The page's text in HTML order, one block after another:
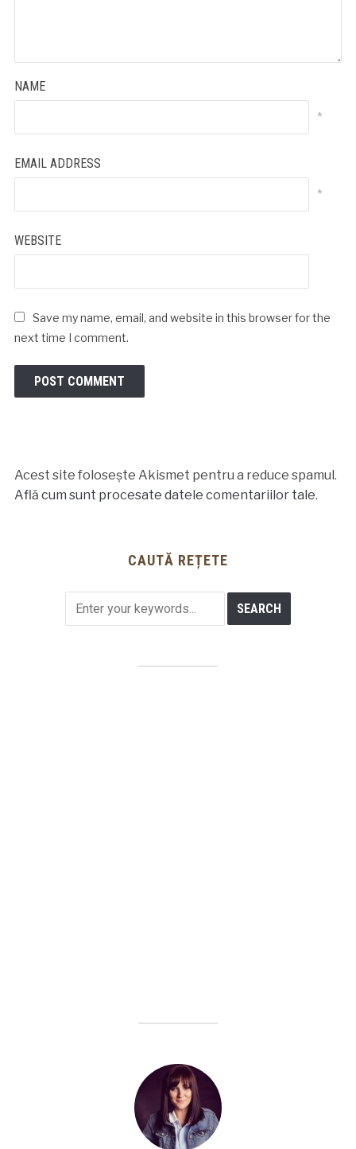
NAME
*
EMAIL ADDRESS
*
WEBSITE
Save my name, email, and website in this browser for the
next time I comment.
Acest site folosește Akismet pentru a reduce spamul.
Află cum sunt procesate datele comentariilor tale.
CAUTĂ REȚETE